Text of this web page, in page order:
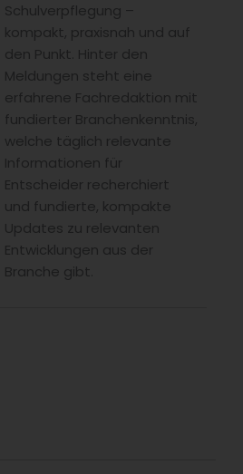
Schulverpflegung –
kompakt, praxisnah und auf
den Punkt. Hinter den
Meldungen steht eine
erfahrene Fachredaktion mit
fundierter Branchenkenntnis,
welche täglich relevante
Informationen für
Entscheider recherchiert
und fundierte, kompakte
Updates zu relevanten
Entwicklungen aus der
Branche gibt.